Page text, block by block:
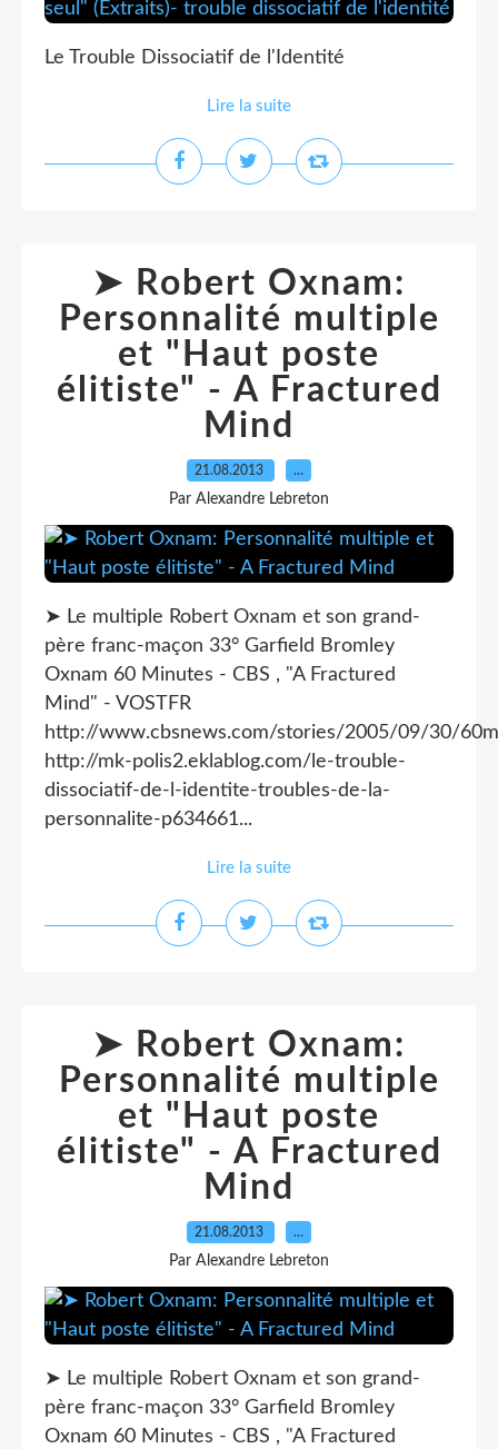
Le Trouble Dissociatif de l'Identité
Lire la suite
➤ Robert Oxnam:
Personnalité multiple
et "Haut poste
élitiste" - A Fractured
Mind
21.08.2013 …
Par Alexandre Lebreton
➤ Le multiple Robert Oxnam et son grand-
père franc-maçon 33° Garfield Bromley
Oxnam 60 Minutes - CBS , "A Fractured
Mind" - VOSTFR
http://www.cbsnews.com/stories/2005/09/30/
http://mk-polis2.eklablog.com/le-trouble-
dissociatif-de-l-identite-troubles-de-la-
personnalite-p634661...
Lire la suite
➤ Robert Oxnam:
Personnalité multiple
et "Haut poste
élitiste" - A Fractured
Mind
21.08.2013 …
Par Alexandre Lebreton
➤ Le multiple Robert Oxnam et son grand-
père franc-maçon 33° Garfield Bromley
Oxnam 60 Minutes - CBS , "A Fractured